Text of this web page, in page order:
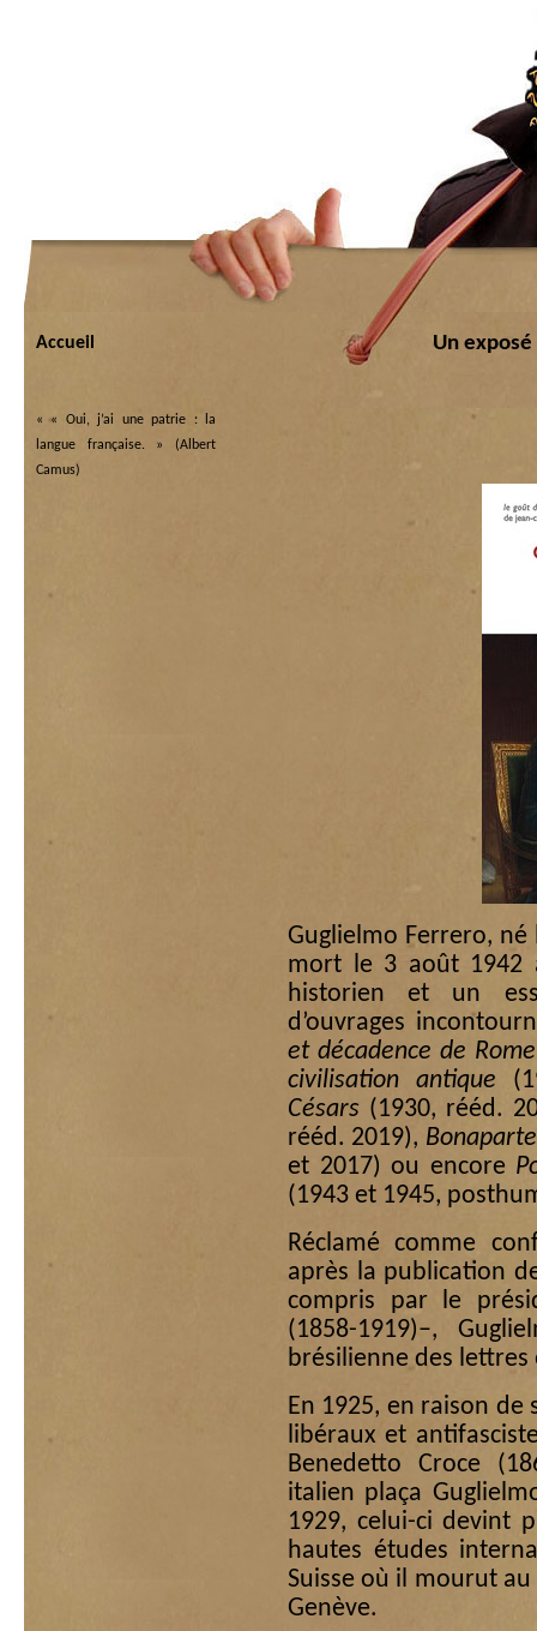
Accueil Un
«« Oui, j’ai une patrie : la
langue française. » (Albert
Camus)
Guglielmo Ferrero,
mort le 3 août 1942
historien et un
d’ouvrages
et décadence de Rome
civilisation antique
Césars (1930, rééd.
rééd. 2019),
et 2017) ou encore
(1943 et 1945,
Réclamé comme
après la publication
compris par le
(1858-1919)–,
brésilienne des lettres
En 1925, en raison
libéraux et
Benedetto Croce
italien plaça
1929, celui-ci devint
hautes études
Suisse où il mourut
Genève.